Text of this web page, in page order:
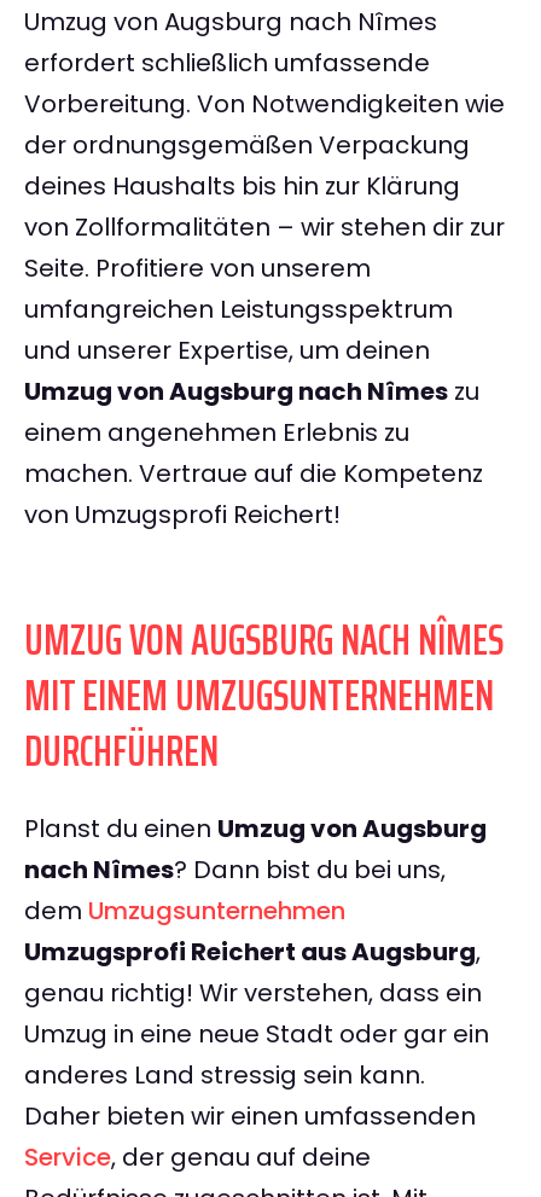
Umzug von Augsburg nach Nîmes
erfordert schließlich umfassende
Vorbereitung. Von Notwendigkeiten wie
der ordnungsgemäßen Verpackung
deines Haushalts bis hin zur Klärung
von Zollformalitäten – wir stehen dir zur
Seite. Profitiere von unserem
umfangreichen Leistungsspektrum
und unserer Expertise, um deinen
Umzug von Augsburg nach Nîmes zu
einem angenehmen Erlebnis zu
machen. Vertraue auf die Kompetenz
von Umzugsprofi Reichert!
UMZUG VON AUGSBURG NACH NÎMES
MIT EINEM UMZUGSUNTERNEHMEN
DURCHFÜHREN
Planst du einen Umzug von Augsburg
nach Nîmes? Dann bist du bei uns,
dem Umzugsunternehmen
Umzugsprofi Reichert aus Augsburg,
genau richtig! Wir verstehen, dass ein
Umzug in eine neue Stadt oder gar ein
anderes Land stressig sein kann.
Daher bieten wir einen umfassenden
Service, der genau auf deine